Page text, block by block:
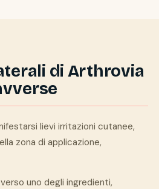
di Arthrovia
lievi irritazioni cutanee,
zona di applicazione,
uno degli ingredienti,